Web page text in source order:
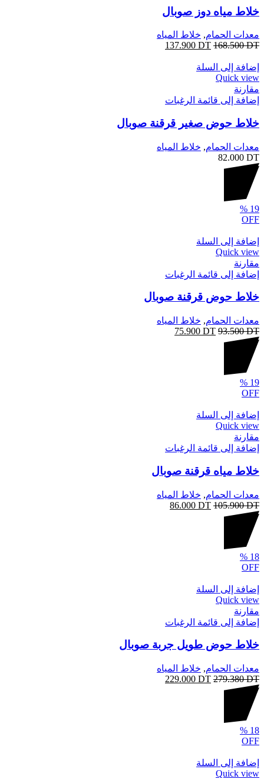
خلاط مياه دوز صوبال
معدات الحمام, خلاط المياه
168.500DT
137.900 DT
إضافة إلى السلة
Quick view
مقارنة
إضافة إلى قائمة الرغبات
خلاط حوض صغير قرقنة صوبال
معدات الحمام, خلاط المياه
82.000 DT
19
%
OFF
إضافة إلى السلة
Quick view
مقارنة
إضافة إلى قائمة الرغبات
خلاط حوض قرقنة صوبال
معدات الحمام, خلاط المياه
93.500DT
75.900 DT
19
%
OFF
إضافة إلى السلة
Quick view
مقارنة
إضافة إلى قائمة الرغبات
خلاط مياه قرقنة صوبال
معدات الحمام, خلاط المياه
105.900DT
86.000 DT
18
%
OFF
إضافة إلى السلة
Quick view
مقارنة
إضافة إلى قائمة الرغبات
خلاط حوض طويل جربة صوبال
معدات الحمام, خلاط المياه
279.380DT
229.000 DT
18
%
OFF
إضافة إلى السلة
Quick view